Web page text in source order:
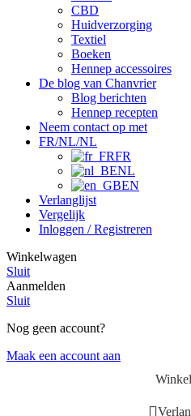
CBD
Huidverzorging
Textiel
Boeken
Hennep accessoires
De blog van Chanvrier
Blog berichten
Hennep recepten
Neem contact op met
FR/NL/NL
FR
NL
EN
Verlanglijst
Vergelijk
Inloggen / Registreren
Winkelwagen
Sluit
Aanmelden
Sluit
Nog geen account?
Maak een account aan